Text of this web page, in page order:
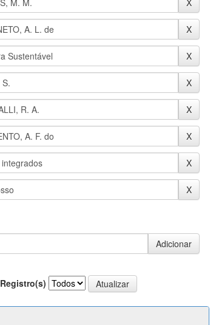
Registro(s)